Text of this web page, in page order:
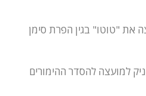
את "טוטו" בגין הפרת סימן
למועצה להסדר ההימורים